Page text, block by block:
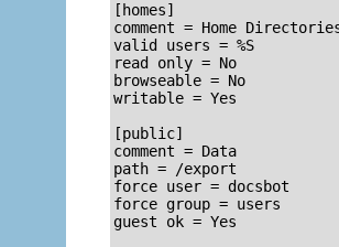
[homes]
comment = Home
valid users = %S
read only = No
browseable = No
writable = Yes
[public]
comment = Data
path = /export
force user = docsbot
force group = users
guest ok = Yes